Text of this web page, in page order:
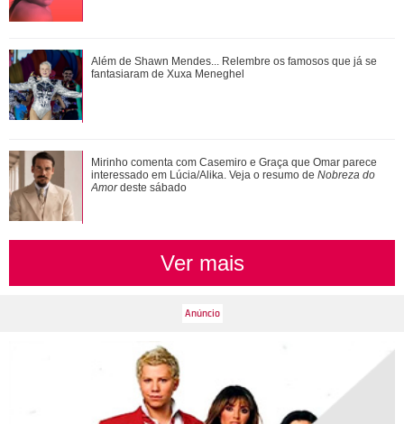
Pedro comemora o estado de saúde de Bruna. Confira o
que vai rolar neste sábado em Quem Ama...
Veja tudo sobre a bariátrica e a evolução do corpo de Jojo
Todynho
Além de Shawn Mendes... Relembre os famosos que já se
fantasiaram de Xuxa Meneghel
Mirinho comenta com Casemiro e Graça que Omar parece
interessado em Lúcia/Alika. Veja o resumo de Nobreza do
Amordeste sábado
Ver mais